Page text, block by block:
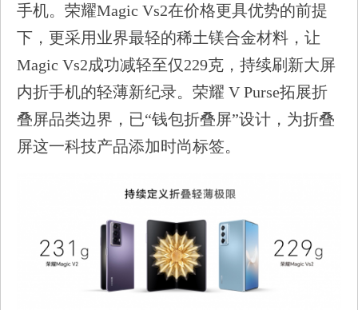
手机。荣耀Magic Vs2在价格更具优势的前提
下，更采用业界最轻的稀土镁合金材料，让
Magic Vs2成功减轻至仅229克，持续刷新大屏
内折手机的轻薄新纪录。荣耀 V Purse拓展折
叠屏品类边界，已“钱包折叠屏”设计，为折叠
屏这一科技产品添加时尚标签。